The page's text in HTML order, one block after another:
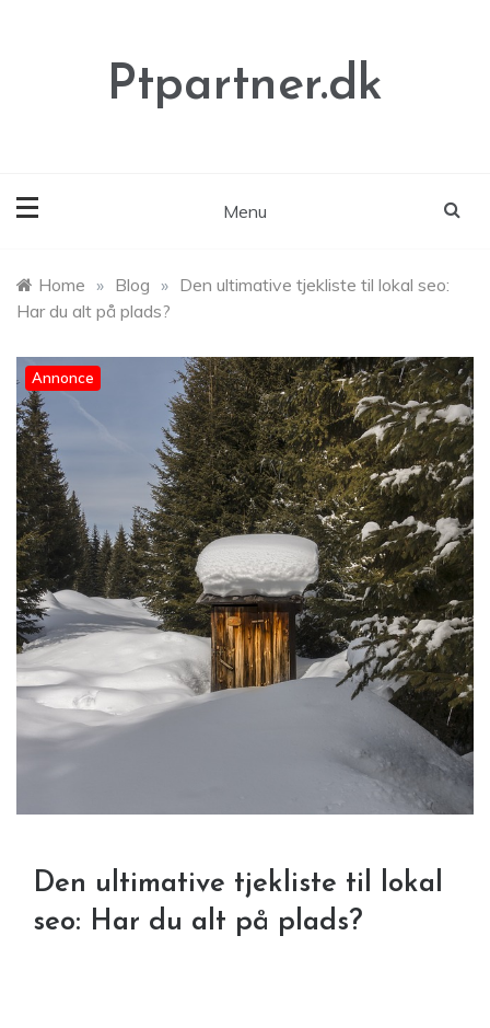
Ptpartner.dk
Menu
Home » Blog » Den ultimative tjekliste til lokal seo:
Har du alt på plads?
Annonce
Den ultimative tjekliste til lokal
seo: Har du alt på plads?